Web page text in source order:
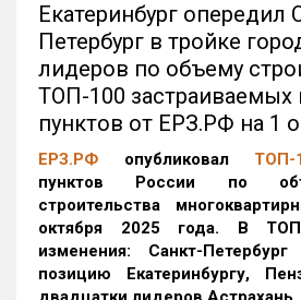
Екатеринбург опередил
Петербург в тройке
лидеров по объему
ТОП-100 застраиваемых
пунктов от ЕРЗ.РФ на 1
ЕРЗ.РФ опубликовал ТОП-
пунктов России по
строительства
октября 2025 года. В
изменения: Санкт-
позицию Екатеринбургу,